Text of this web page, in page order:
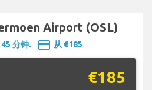
Airport (OSL)
45 分钟. payment 从 €185
€185